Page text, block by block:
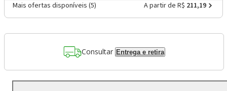
Mais ofertas disponíveis (5) A partir de R$ 211,19
Consultar Entrega e retira